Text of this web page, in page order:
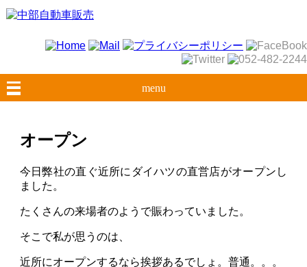
menu
オープン
今日弊社の直ぐ近所にダイハツの直営店がオープンし
ました。
たくさんの来場者のようで賑わっていました。
そこで私が思うのは、
近所にオープンするなら挨拶あるでしょ。普通。。。